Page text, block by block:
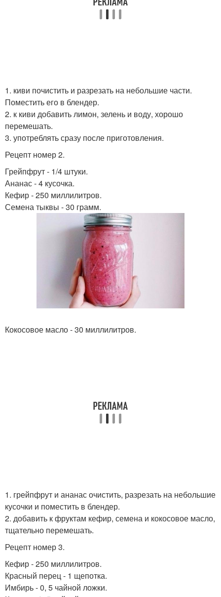
1. киви почистить и разрезать на небольшие части.
Поместить его в блендер.
2. к киви добавить лимон, зелень и воду, хорошо
перемешать.
3. употреблять сразу после приготовления.
Рецепт номер 2.
Грейпфрут - 1/4 штуки.
Ананас - 4 кусочка.
Кефир - 250 миллилитров.
Семена тыквы - 30 грамм.
Кокосовое масло - 30 миллилитров.
1. грейпфрут и ананас очистить, разрезать на небольшие
кусочки и поместить в блендер.
2. добавить к фруктам кефир, семена и кокосовое масло,
тщательно перемешать.
Рецепт номер 3.
Кефир - 250 миллилитров.
Красный перец - 1 щепотка.
Имбирь - 0, 5 чайной ложки.